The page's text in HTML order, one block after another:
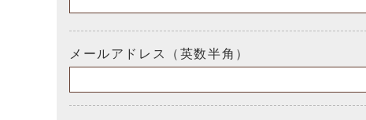
メールアドレス（英数半角）